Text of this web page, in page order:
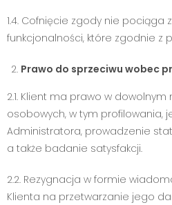
1.4. Cofnięcie zgody nie pociąga
funkcjonalności, które zgodnie z
Prawo do sprzeciwu wobec
2.1. Klient ma prawo w
osobowych, w tym profilowania,
Administratora, prowadzenie
a także badanie satysfakcji.
2.2. Rezygnacja w formie
Klienta na przetwarzanie jego